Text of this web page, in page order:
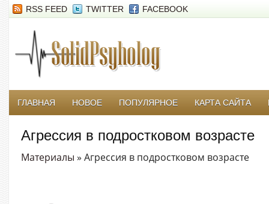
RSS FEED TWITTER FACEBOOK
ГЛАВНАЯ НОВОЕ ПОПУЛЯРНОЕ КАРТА САЙТА
Агрессия в подростковом возрасте
Материалы » Агрессия в подростковом возрасте